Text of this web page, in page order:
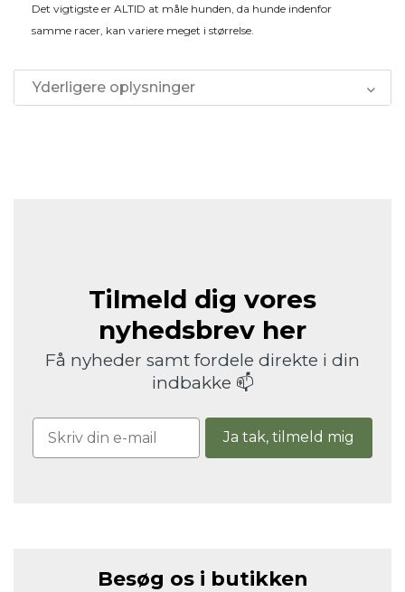
Det vigtigste er ALTID at måle hunden, da hunde indenfor
samme racer, kan variere meget i størrelse.
Yderligere oplysninger
Tilmeld dig vores
nyhedsbrev her
Få nyheder samt fordele direkte i din
indbakke 📫
Ja tak, tilmeld mig
Besøg os i butikken